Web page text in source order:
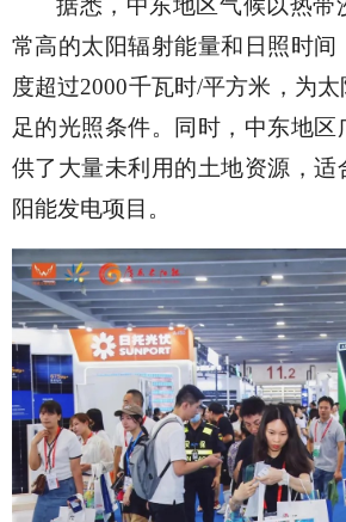
据悉，中东地区气候以热带
常高的太阳辐射能量和日照时间
度超过2000千瓦时/平方米，为
足的光照条件。同时，中东地区
供了大量未利用的土地资源，适
阳能发电项目。